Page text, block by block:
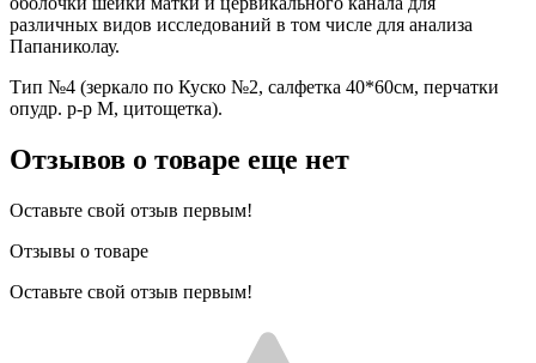
различных видов исследований в том числе для анализа
Папаниколау.
Тип №4 (зеркало по Куско №2, салфетка 40*60см, перчатки
опудр. р-р М, цитощетка).
Отзывов о товаре еще нет
Оставьте свой отзыв первым!
Отзывы о товаре
Оставьте свой отзыв первым!